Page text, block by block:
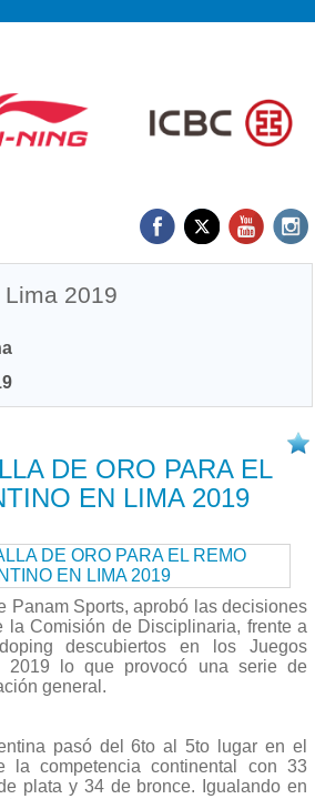
Lima 2019
DE ORO PARA EL
EN LIMA 2019
Panam Sports, aprobó las decisiones
la Comisión de Disciplinaria, frente a
descubiertos en los Juegos
2019 lo que provocó una serie de
general.
pasó del 6to al 5to lugar en el
la competencia continental con 33
plata y 34 de bronce. Igualando en